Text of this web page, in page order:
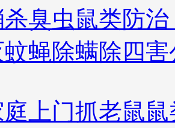
杀臭虫鼠类防
蚊蝇除螨除四
上门抓老鼠